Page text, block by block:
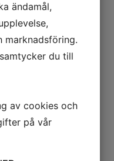
ändamål,
du till
av cookies och
på vår